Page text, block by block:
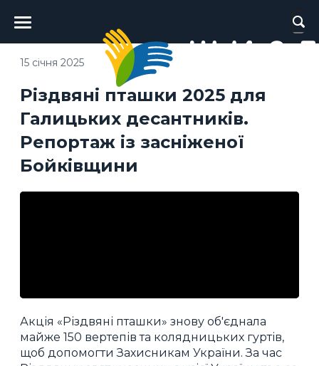
Головне
меню
Різдвяні пташки 2025 для
Галицьких десантників.
Репортаж із засніженої
Бойківщини
15 січня 2025
Акція «Різдвяні пташки» знову об'єднала
майже 150 вертепів та колядницьких гуртів,
щоб допомогти Захисникам України. За час